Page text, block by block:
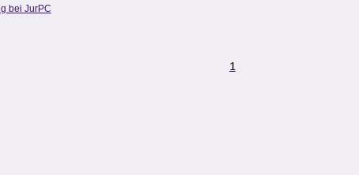
bei JurPC
1